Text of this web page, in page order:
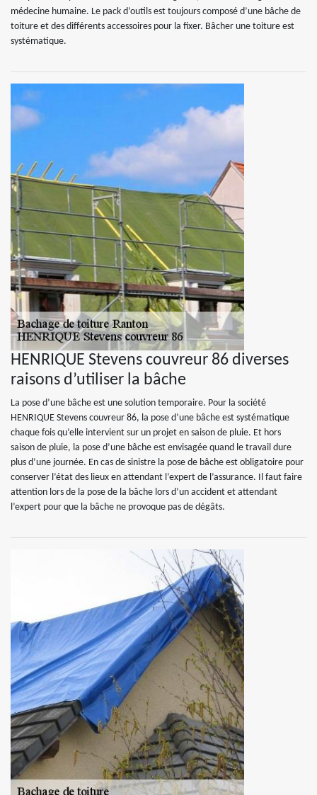
médecine humaine. Le pack d’outils est toujours composé d’une bâche de
toiture et des différents accessoires pour la fixer. Bâcher une toiture est
systématique.
HENRIQUE Stevens couvreur 86 diverses
raisons d’utiliser la bâche
La pose d’une bâche est une solution temporaire. Pour la société
HENRIQUE Stevens couvreur 86, la pose d’une bâche est systématique
chaque fois qu’elle intervient sur un projet en saison de pluie. Et hors
saison de pluie, la pose d’une bâche est envisagée quand le travail dure
plus d’une journée. En cas de sinistre la pose de bâche est obligatoire pour
conserver l’état des lieux en attendant l’expert de l’assurance. Il faut faire
attention lors de la pose de la bâche lors d’un accident et attendant
l’expert pour que la bâche ne provoque pas de dégâts.